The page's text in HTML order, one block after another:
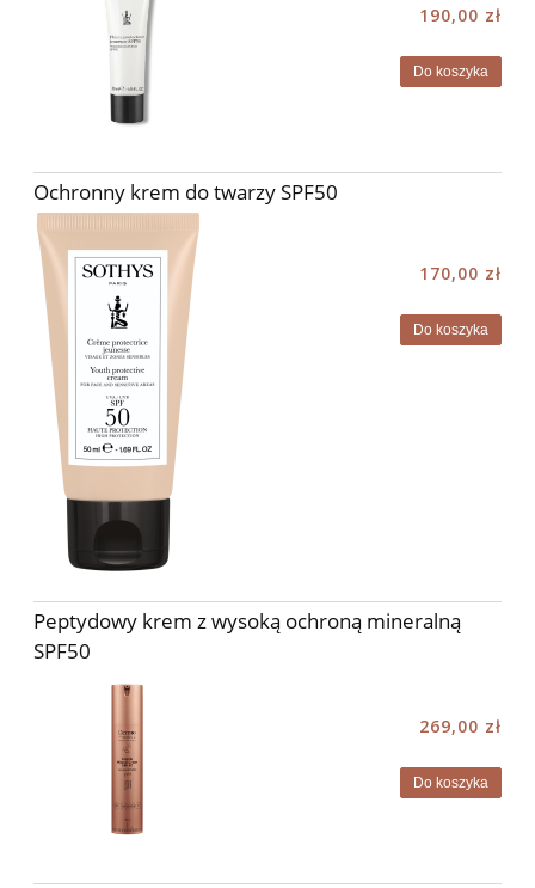
190,00 zł
Do koszyka
Ochronny krem do twarzy SPF50
170,00 zł
Do koszyka
Peptydowy krem z wysoką ochroną mineralną
SPF50
269,00 zł
Do koszyka